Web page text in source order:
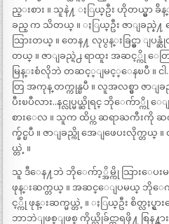
ည္းစား ။ သူနဲ႔ ႏြယ္ဦး ဟိုတယ္မွာ
ခည္ က သိတယ္ ။ ႏြယ္ဦး ဇာျခည္နဲ
သြားတယ္ ။ တေန႔ လုပ္ငန္းခြင္မွာ ျပန္
တယ္ ။ ဇာျခည္ရဲ႕ ရာထူး အဆင့္ကို ေတ
မြန္းစံလိုဘဲ တဆင့္ျမင့္ေနၿပီ ။ ငါ
တြ အကုန္ တက္ကုန္ၿပီ ။ လူအလစ္မွာ ဇာ
ပီးၿပီလား..နင္လုပ္မယ္ဆိုရင္ ဘိုေက်ာ္ကို
စားေလ ။ သူက ထိပ္က ဆရာႀကီးကို ဆ
က္ခ်င္ၿပီ ။ ဇာျခည္ကို အေျဖေပးလိုက္တယ္
ယ္တဲ့ ။
သူ ဒီေန႔ဘဲ ဘိုေက်ာ့္အိမ္ကို သြားေပ
ဖုန္းဆက္တယ္ ။ အဆင္ေျပမယ္ ဘိုေ
င့္ကို ဖုန္းဆက္မယ္တဲ့ ။ ႏြယ္ဦး စိတ္လႈပ္ရွ
ဘာဘဲျဖစ္ျဖစ္ ကိုယ္လိုခ်င္တာရဖို႔ စြန႔္